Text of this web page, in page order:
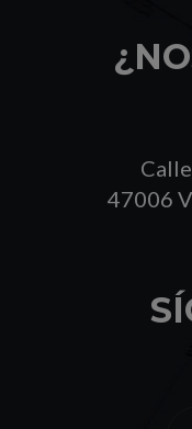
47006